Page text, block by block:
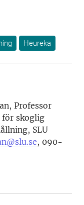
Heureka
Professor
skoglig
SLU
, 090-